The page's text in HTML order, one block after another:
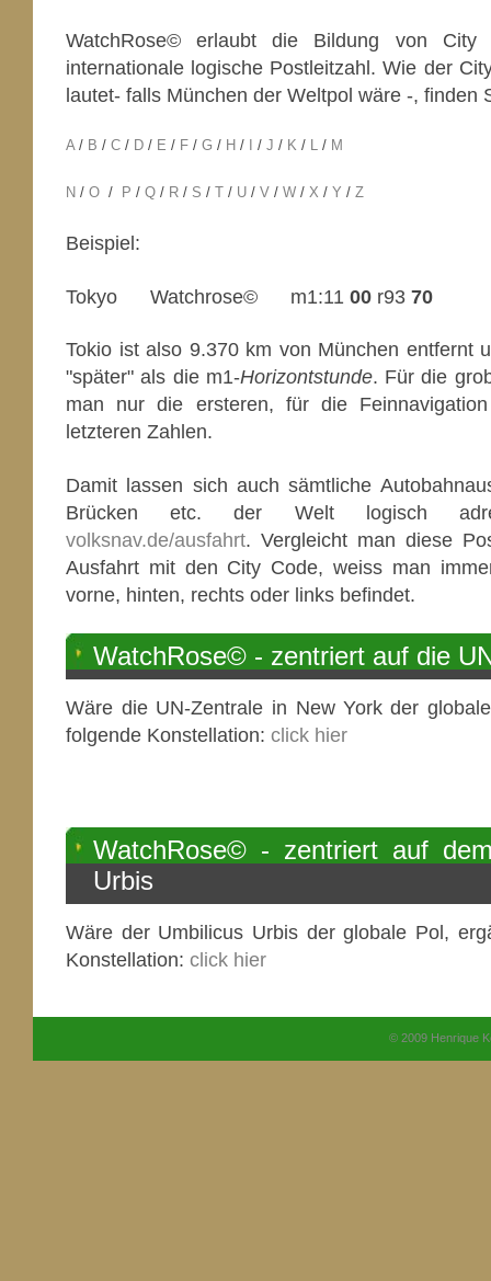
WatchRose© erlaubt die Bildung von City
internationale logische Postleitzahl. Wie der
lautet- falls München der Weltpol wäre -, finden
A / B / C / D / E / F / G / H / I / J / K / L / M
N / O / P / Q / R / S / T / U / V / W / X / Y / Z
Beispiel:
Tokyo Watchrose© m1:11 00 r93 70
Tokio ist also 9.370 km von München entfernt
"später" als die m1-Horizontstunde. Für die
man nur die ersteren, für die
letzteren Zahlen.
Damit lassen sich auch sämtliche
Brücken etc. der Welt logisch
volksnav.de/ausfahrt. Vergleicht man diese
Ausfahrt mit den City Code, weiss man
vorne, hinten, rechts oder links befindet.
WatchRose© - zentriert auf die
Wäre die UN-Zentrale in New York der
folgende Konstellation: click hier
WatchRose© - zentriert auf
Urbis
Wäre der Umbilicus Urbis der globale Pol,
Konstellation: click hier
© 2009 Henrique